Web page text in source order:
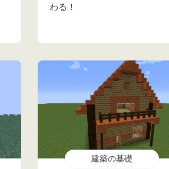
わる！
建築の基礎